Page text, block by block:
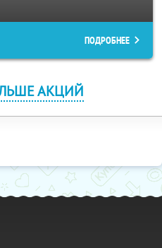
ПОДРОБНЕЕ
АКЦИЙ